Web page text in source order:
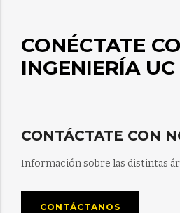
CONÉCTATE
INGENIERÍA UC
CONTÁCTATE CON
Información sobre las distintas
CONTÁCTANOS